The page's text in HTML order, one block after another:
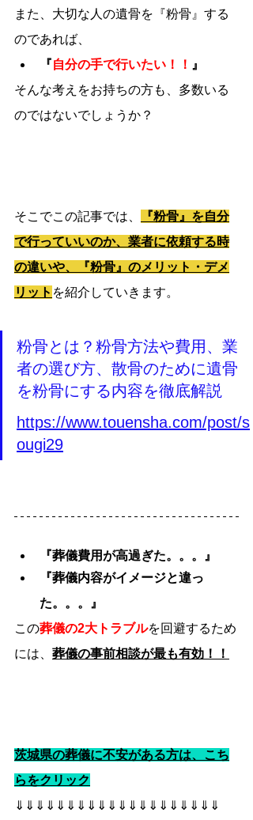
また、大切な人の遺骨を『粉骨』する
のであれば、
『自分の手で行いたい！！ 』
そんな考えをお持ちの方も、多数いる
のではないでしょうか？
そこでこの記事では、
『粉骨』を自分
で行っていいのか、業者に依頼する時
の違いや、『粉骨』のメリット・デメ
リット を紹介していきます。
粉骨とは？粉骨方法や費用、業
者の選び方、散骨のために遺骨
を粉骨にする内容を徹底解説
https://www.touensha.com/post/s
ougi29
『葬儀費用が高過ぎた。。。』
『葬儀内容がイメージと違っ
た。。。』
この葬儀の2大トラブルを回避するため
には、 葬儀の事前相談が最も有効！！
茨城県の葬儀に不安がある方は、こち
らをクリック
⇓⇓⇓⇓⇓⇓⇓⇓⇓⇓⇓⇓⇓⇓⇓⇓⇓⇓⇓⇓